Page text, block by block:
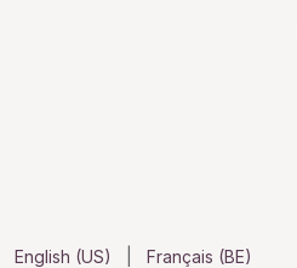
English (US) Français (BE)